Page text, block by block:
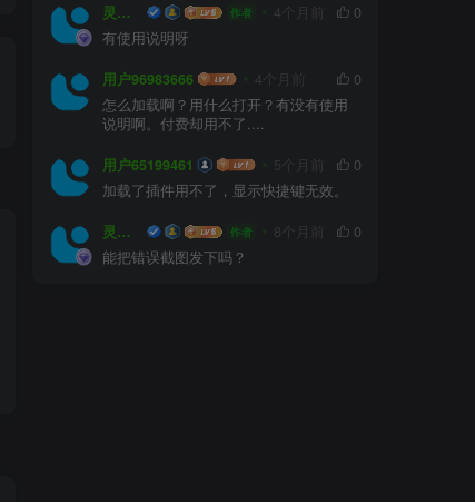
灵感屋 作者 4个月前
0
有使用说明呀
用户96983666 4个月前
0
怎么加载啊？用什么打开？有没有使用
说明啊。付费却用不了....
用户65199461 5个月前
0
加载了插件用不了，显示快捷键无效。
灵感屋 作者 8个月前
0
能把错误截图发下吗？